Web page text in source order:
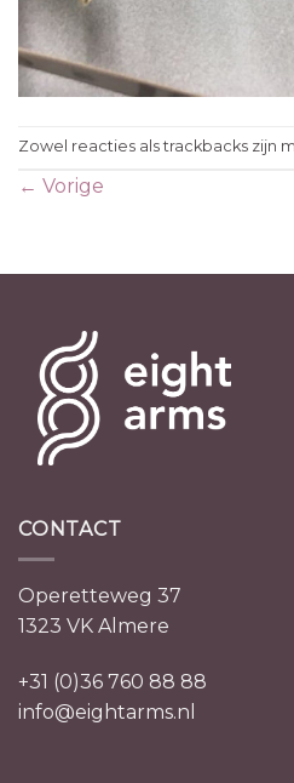
Zowel reacties als trackbacks zijn
← Vorige
CONTACT
Operetteweg 37
1323 VK Almere
+31 (0)36 760 88 88
info@eightarms.nl